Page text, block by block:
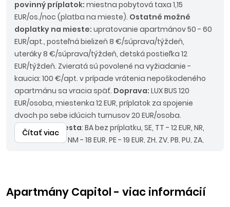
povinný príplatok: miestna pobytová taxa 1,15
EUR/os./noc (platba na mieste). Ostatné možné
doplatky na mieste: upratovanie apartmánov 50 - 60
EUR/apt., posteľná bielizeň 8 €/súprava/týždeň,
uteráky 8 €/súprava/týždeň, detská postieľka 12
EUR/týždeň. Zvieratá sú povolené na vyžiadanie -
kaucia: 100 €/apt. v prípade vrátenia nepoškodeného
apartmánu sa vracia späť. Doprava: LUX BUS 120
EUR/osoba, miestenka 12 EUR, príplatok za spojenie
dvoch po sebe idúcich turnusov 20 EUR/osoba.
Nástupné miesta: BA bez príplatku, SE, TT - 12 EUR, NR,
TO, PN - 15 EUR, NM - 18 EUR, PE - 19 EUR, ZH, ZV, PB, PU, ZA,
Upozornenie: pri autokarovej doprave je termín
nástupu vždy deň pred uvedeným dátumom nástupu
Čítať viac
Apartmány Capitol - viac informácií